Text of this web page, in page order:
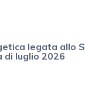
legata allo
di luglio 2026